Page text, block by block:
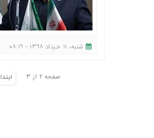
شنبه، ١١ خرداد ١٣٩٨ - ٠٨:١٩
صفحه ٢ از ٣ ابتدا